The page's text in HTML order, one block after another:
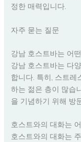
정한 매력입니다.
자주 묻는 질문
강남 호스트바는 어
강남 호스트바는 다
합니다. 특히, 스트레
하는 젊은 층이 많습
을 기념하기 위해 방
호스트와의 대화는
호스트와의 대화는